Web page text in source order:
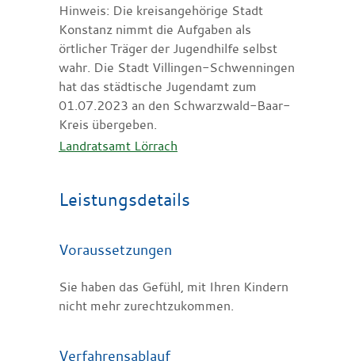
Hinweis: Die kreisangehörige Stadt
Konstanz nimmt die Aufgaben als
örtlicher Träger der Jugendhilfe selbst
wahr. Die Stadt Villingen-Schwenningen
hat das städtische Jugendamt zum
01.07.2023 an den Schwarzwald-Baar-
Kreis übergeben.
Landratsamt Lörrach
Leistungsdetails
Voraussetzungen
Sie haben das Gefühl, mit Ihren Kindern
nicht mehr zurechtzukommen.
Verfahrensablauf